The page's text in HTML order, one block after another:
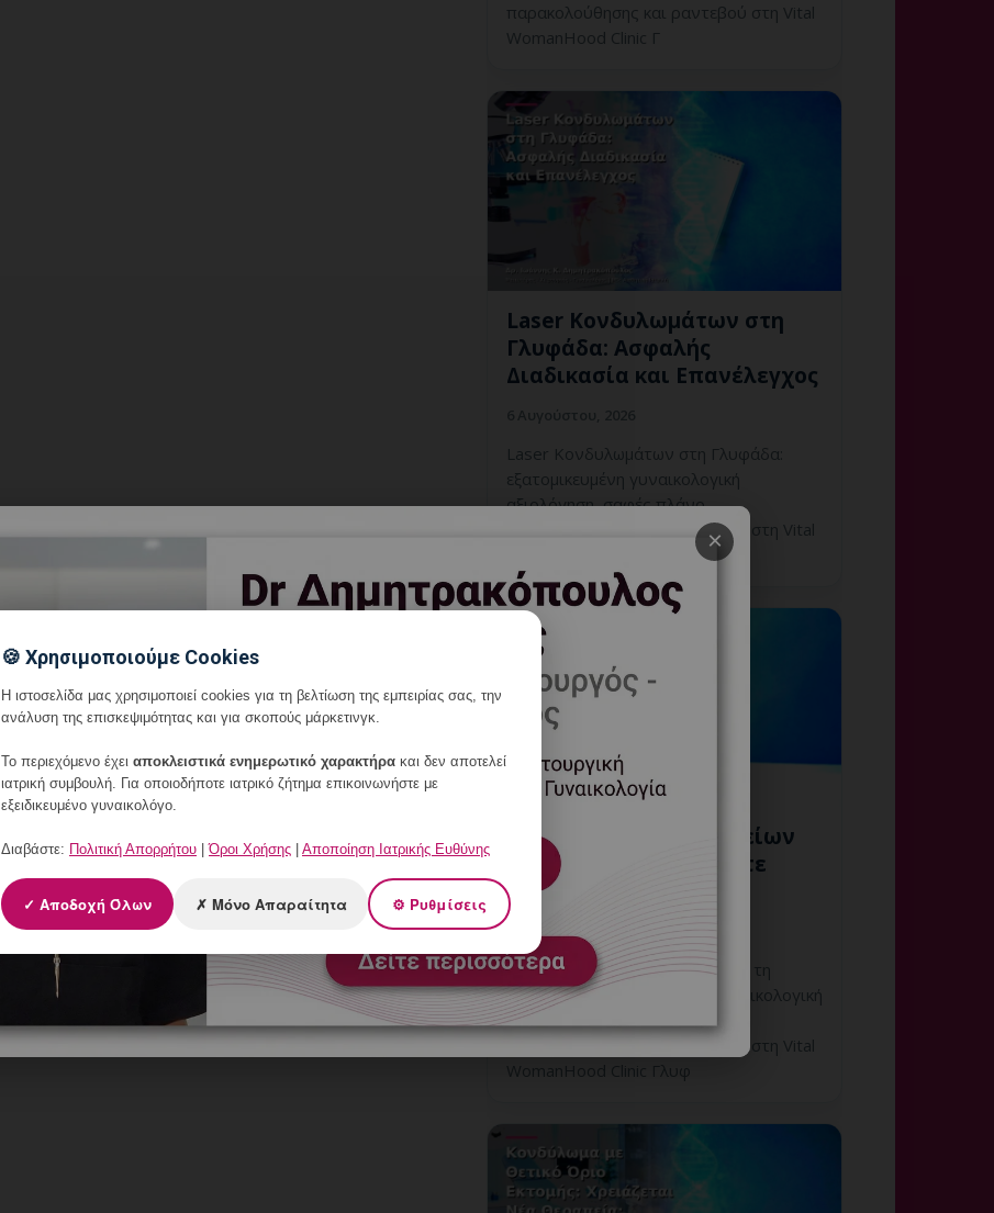
παρακολούθησης και ραντεβού στη Vital
WomanHood Clinic Γ
Laser Κονδυλωμάτων στη
Γλυφάδα: Ασφαλής
Διαδικασία και Επανέλεγχος
Laser Κονδυλωμάτων στη Γλυφάδα:
εξατομικευμένη γυναικολογική
αξιολόγηση, σαφές πλάνο
παρακολούθησης και ραντεβού στη Vital
WomanHood Clinic Γλυφάδας.
Έλεγχος Ζωτικών Σημείων
πριν τη Θεραπεία: Πότε
Είναι Απαραίτητος;
6 Αυγούστου, 2026
Έλεγχος Ζωτικών Σημείων πριν τη
Θεραπεία: εξατομικευμένη γυναικολογική
αξιολόγηση, σαφές πλάνο
παρακολούθησης και ραντεβού στη Vital
WomanHood Clinic Γλυφ
×
🍪 Χρησιμοποιούμε Cookies
Η ιστοσελίδα μας χρησιμοποιεί cookies για τη βελτίωση της εμπειρίας σας, την
ανάλυση της επισκεψιμότητας και για σκοπούς μάρκετινγκ.
Το περιεχόμενο έχει αποκλειστικά ενημερωτικό χαρακτήρα και δεν αποτελεί
ιατρική συμβουλή. Για οποιοδήποτε ιατρικό ζήτημα επικοινωνήστε με
εξειδικευμένο γυναικολόγο.
Διαβάστε: Πολιτική Απορρήτου |Όροι Χρήσης | Αποποίηση Ιατρικής Ευθύνης
✓ Αποδοχή Όλων ✗ Μόνο Απαραίτητα ⚙ Ρυθμίσεις